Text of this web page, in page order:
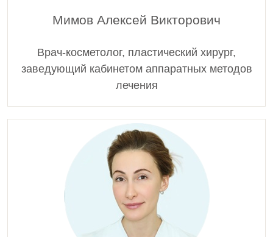
Клиники по адресу: 115419, Москва, 3-й Донской
Мимов Алексей Викторович
Врач-косметолог, пластический хирург,
заведующий кабинетом аппаратных методов
лечения